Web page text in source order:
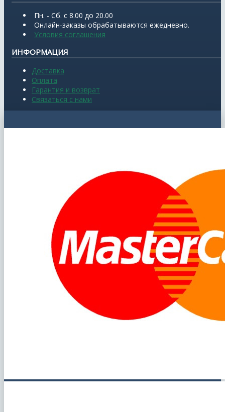
Пн. - Сб. с 8.00 до 20.00
Онлайн-заказы обрабатываются ежедневно.
Условия соглашения
ИНФОРМАЦИЯ
Доставка
Оплата
Гарантия и возврат
Связаться с нами